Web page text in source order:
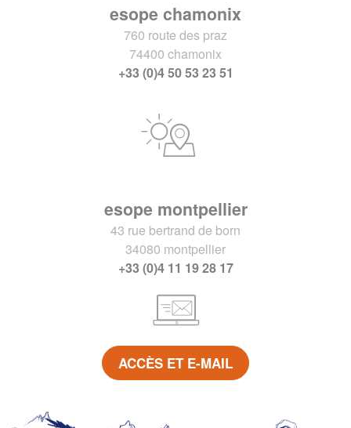
esope chamonix
760 route des praz
74400 chamonix
+33 (0)4 50 53 23 51
esope montpellier
43 rue bertrand de born
34080 montpellier
+33 (0)4 11 19 28 17
ACCÈS ET E-MAIL